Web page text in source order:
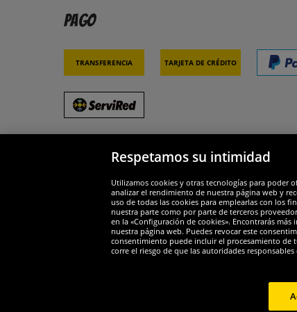
Pago
Transferencia Tarjeta de crédito
Widerruf
Respetamos su intimidad
Utilizamos cookies y otras tecnologías para poder
analizar el rendimiento de nuestra página web y
uso de todas las cookies para emplearlas con los
nuestra parte como por parte de terceros
en la «Configuración de cookies». Encontrarás
nuestra página web. Puedes revocar este
consentimiento puede incluir el procesamiento de
corre el riesgo de que las autoridades